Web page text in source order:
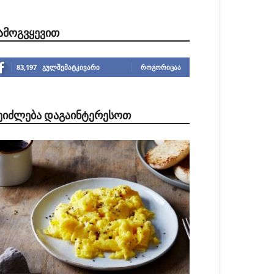
83,197 გულშემატკივარი ᲠᲝᲒᲝᲠᲘᲪᲐᲐ
ᲓᲐᲒᲐᲘᲜᲢᲔᲠᲔᲡᲝᲗ